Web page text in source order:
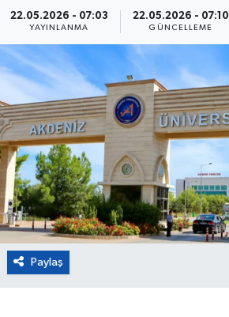
22.05.2026 - 07:03
YAYINLANMA
22.05.2026 - 07:10
GÜNCELLEME
Paylaş
Dünya
Eğitim
Sağlık
Magazin
Turizm
Çevre